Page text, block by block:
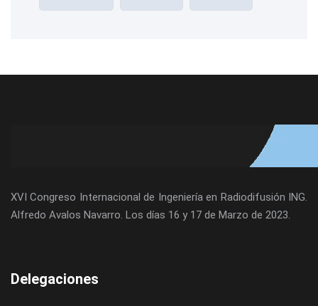
XVI Congreso Internacional de Ingeniería en Radiodifusión ING.
Alfredo Avalos Navarro. Los días 16 y 17 de Marzo de 2023.
Delegaciones